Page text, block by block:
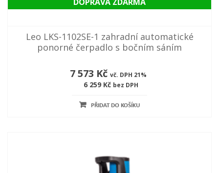
DOPRAVA ZDARMA
Leo LKS-1102SE-1 zahradní automatické
ponorné čerpadlo s bočním sáním
7 573 Kč vč. DPH 21%
6 259 Kč bez DPH
PŘIDAT DO KOŠÍKU